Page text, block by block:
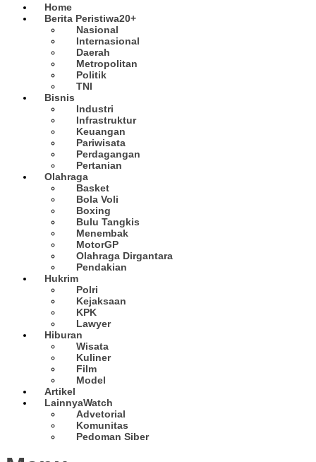
Home
Berita Peristiwa20+
Nasional
Internasional
Daerah
Metropolitan
Politik
TNI
Bisnis
Industri
Infrastruktur
Keuangan
Pariwisata
Perdagangan
Pertanian
Olahraga
Basket
Bola Voli
Boxing
Bulu Tangkis
Menembak
MotorGP
Olahraga Dirgantara
Pendakian
Hukrim
Polri
Kejaksaan
KPK
Lawyer
Hiburan
Wisata
Kuliner
Film
Model
Artikel
LainnyaWatch
Advetorial
Komunitas
Pedoman Siber